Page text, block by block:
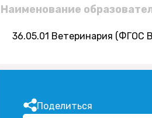
Наименование
36.05.01 Ветеринария (ФГОС
Поделиться